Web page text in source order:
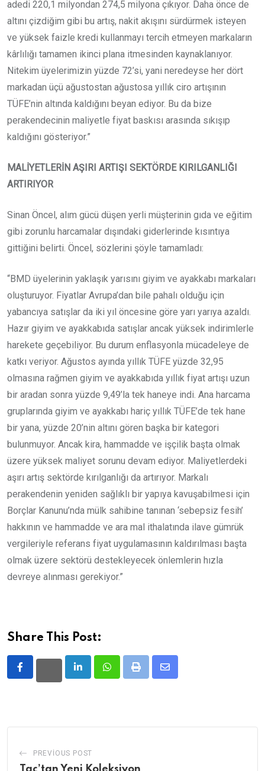
adedi 220,1 milyondan 274,5 milyona çıkıyor. Daha önce de
altını çizdiğim gibi bu artış, nakit akışını sürdürmek isteyen
ve yüksek faizle kredi kullanmayı tercih etmeyen markaların
kârlılığı tamamen ikinci plana itmesinden kaynaklanıyor.
Nitekim üyelerimizin yüzde 72’si, yani neredeyse her dört
markadan üçü ağustostan ağustosa yıllık ciro artışının
TÜFE’nin altında kaldığını beyan ediyor. Bu da bize
perakendecinin maliyetle fiyat baskısı arasında sıkışıp
kaldığını gösteriyor.”
MALİYETLERİN AŞIRI ARTIŞI SEKTÖRDE KIRILGANLIĞI
ARTIRIYOR
Sinan Öncel, alım gücü düşen yerli müşterinin gıda ve eğitim
gibi zorunlu harcamalar dışındaki giderlerinde kısıntıya
gittiğini belirti. Öncel, sözlerini şöyle tamamladı:
“BMD üyelerinin yaklaşık yarısını giyim ve ayakkabı markaları
oluşturuyor. Fiyatlar Avrupa’dan bile pahalı olduğu için
yabancıya satışlar da iki yıl öncesine göre yarı yarıya azaldı.
Hazır giyim ve ayakkabıda satışlar ancak yüksek indirimlerle
harekete geçebiliyor. Bu durum enflasyonla mücadeleye de
katkı veriyor. Ağustos ayında yıllık TÜFE yüzde 32,95
olmasına rağmen giyim ve ayakkabıda yıllık fiyat artışı uzun
bir aradan sonra yüzde 9,49’la tek haneye indi. Ana harcama
gruplarında giyim ve ayakkabı hariç yıllık TÜFE’de tek hane
bir yana, yüzde 20’nin altını gören başka bir kategori
bulunmuyor. Ancak kira, hammadde ve işçilik başta olmak
üzere yüksek maliyet sorunu devam ediyor. Maliyetlerdeki
aşırı artış sektörde kırılganlığı da artırıyor. Markalı
perakendenin yeniden sağlıklı bir yapıya kavuşabilmesi için
Borçlar Kanunu’nda mülk sahibine tanınan ‘sebepsiz fesih’
hakkının ve hammadde ve ara mal ithalatında ilave gümrük
vergileriyle referans fiyat uygulamasının kaldırılması başta
olmak üzere sektörü destekleyecek önlemlerin hızla
devreye alınması gerekiyor.”
Share This Post:
LinkedInWhatsappPrint
Share
PREVIOUS POST